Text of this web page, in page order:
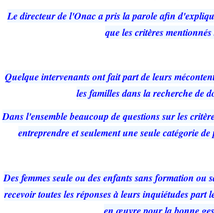
Le directeur de l'Onac a pris la parole afin
que les critères
Quelque intervenants ont fait part de leurs
les familles dans la recherche de
Dans l'ensemble beaucoup de questions sur les
entreprendre et seulement une seule catégorie
Des femmes seule ou des enfants sans formation
recevoir toutes les réponses à leurs inquiétudes part
en œuvre pour la bonne